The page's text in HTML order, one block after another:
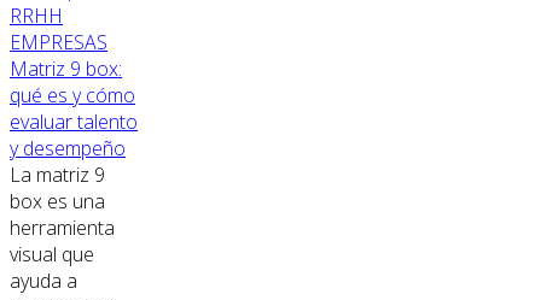
RRHH
EMPRESAS
Matriz 9 box:
qué es y cómo
evaluar talento
y desempeño
La matriz 9
box es una
herramienta
visual que
ayuda a